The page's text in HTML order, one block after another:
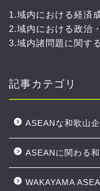
1.域内における経済
2.域内における政治
3.域内諸問題に関す
記事カテゴリ
ASEANな和歌山
ASEANに関わる
WAKAYAMA